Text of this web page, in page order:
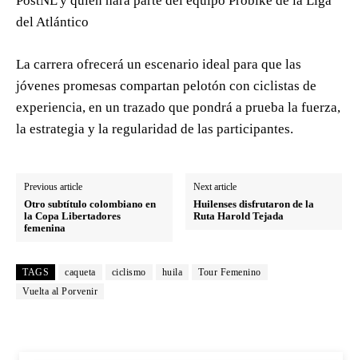
del Atlántico
La carrera ofrecerá un escenario ideal para que las
jóvenes promesas compartan pelotón con ciclistas de
experiencia, en un trazado que pondrá a prueba la fuerza,
la estrategia y la regularidad de las participantes.
Previous article
Otro subtítulo colombiano en
la Copa Libertadores
femenina
Next article
Huilenses disfrutaron de la
Ruta Harold Tejada
TAGS caqueta ciclismo huila
Tour Femenino
Vuelta al Porvenir